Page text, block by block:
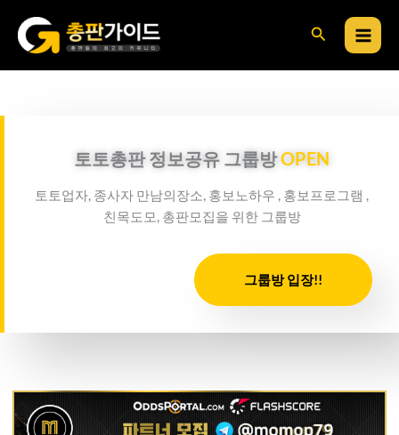
너
검
토토총판 정보공유 그룹방OPEN
토토업자, 종사자 만남의장소, 홍보노하우 , 홍보프로그램 ,
친목도모, 총판모집을 위한 그룹방
그룹방 입장!!